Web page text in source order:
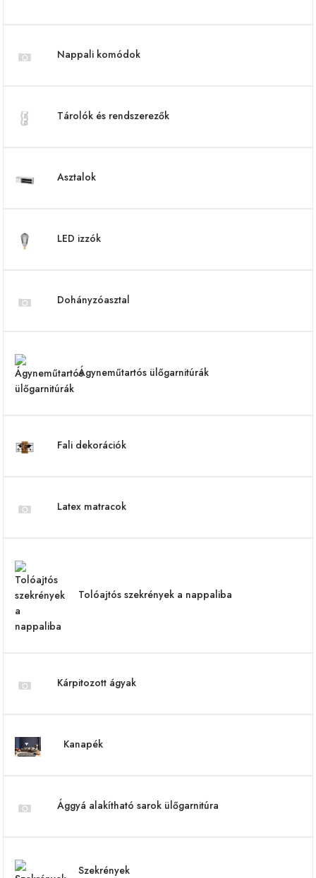
Nappali komódok
Tárolók és rendszerezők
Asztalok
LED izzók
Dohányzóasztal
Ágyneműtartós ülőgarnitúrák
Fali dekorációk
Latex matracok
Tolóajtós szekrények a nappaliba
Kárpitozott ágyak
Kanapék
Ággyá alakítható sarok ülőgarnitúra
Szekrények